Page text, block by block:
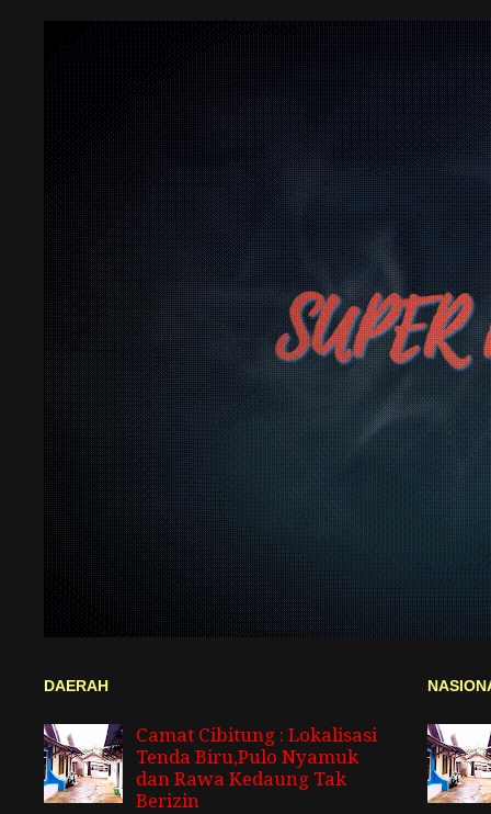
DAERAH
Camat Cibitung : Lokalisasi
Tenda Biru,Pulo Nyamuk
dan Rawa Kedaung Tak
Berizin